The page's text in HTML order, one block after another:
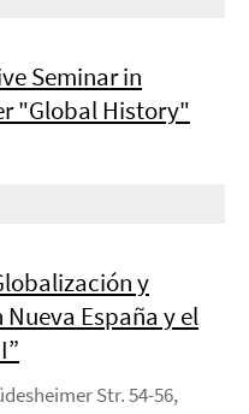
Seminar in
"Global History"
y
España y el
Str. 54-56,